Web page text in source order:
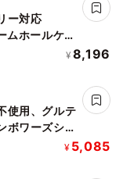
ー対応
ムホールケー
スイーツ・ヴ
¥ 8,196
使用、グルテ
ボワーズショ
～京豆¥ 5,085